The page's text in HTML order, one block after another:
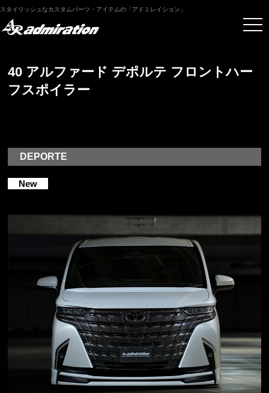
スタイリッシュなカスタムパーツ・アイテムの「アドミレイション」
40 アルファード デポルテ フロントハー
フスポイラー
DEPORTE
New